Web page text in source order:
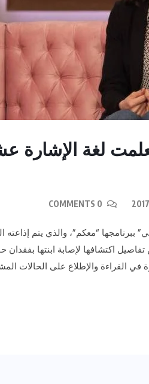
لغة الإشارة
ببرنامجها “معكم”، والذي يتم
اكتشافها لإصابة ابنتها
في القراءة والإطلاع على الحالات